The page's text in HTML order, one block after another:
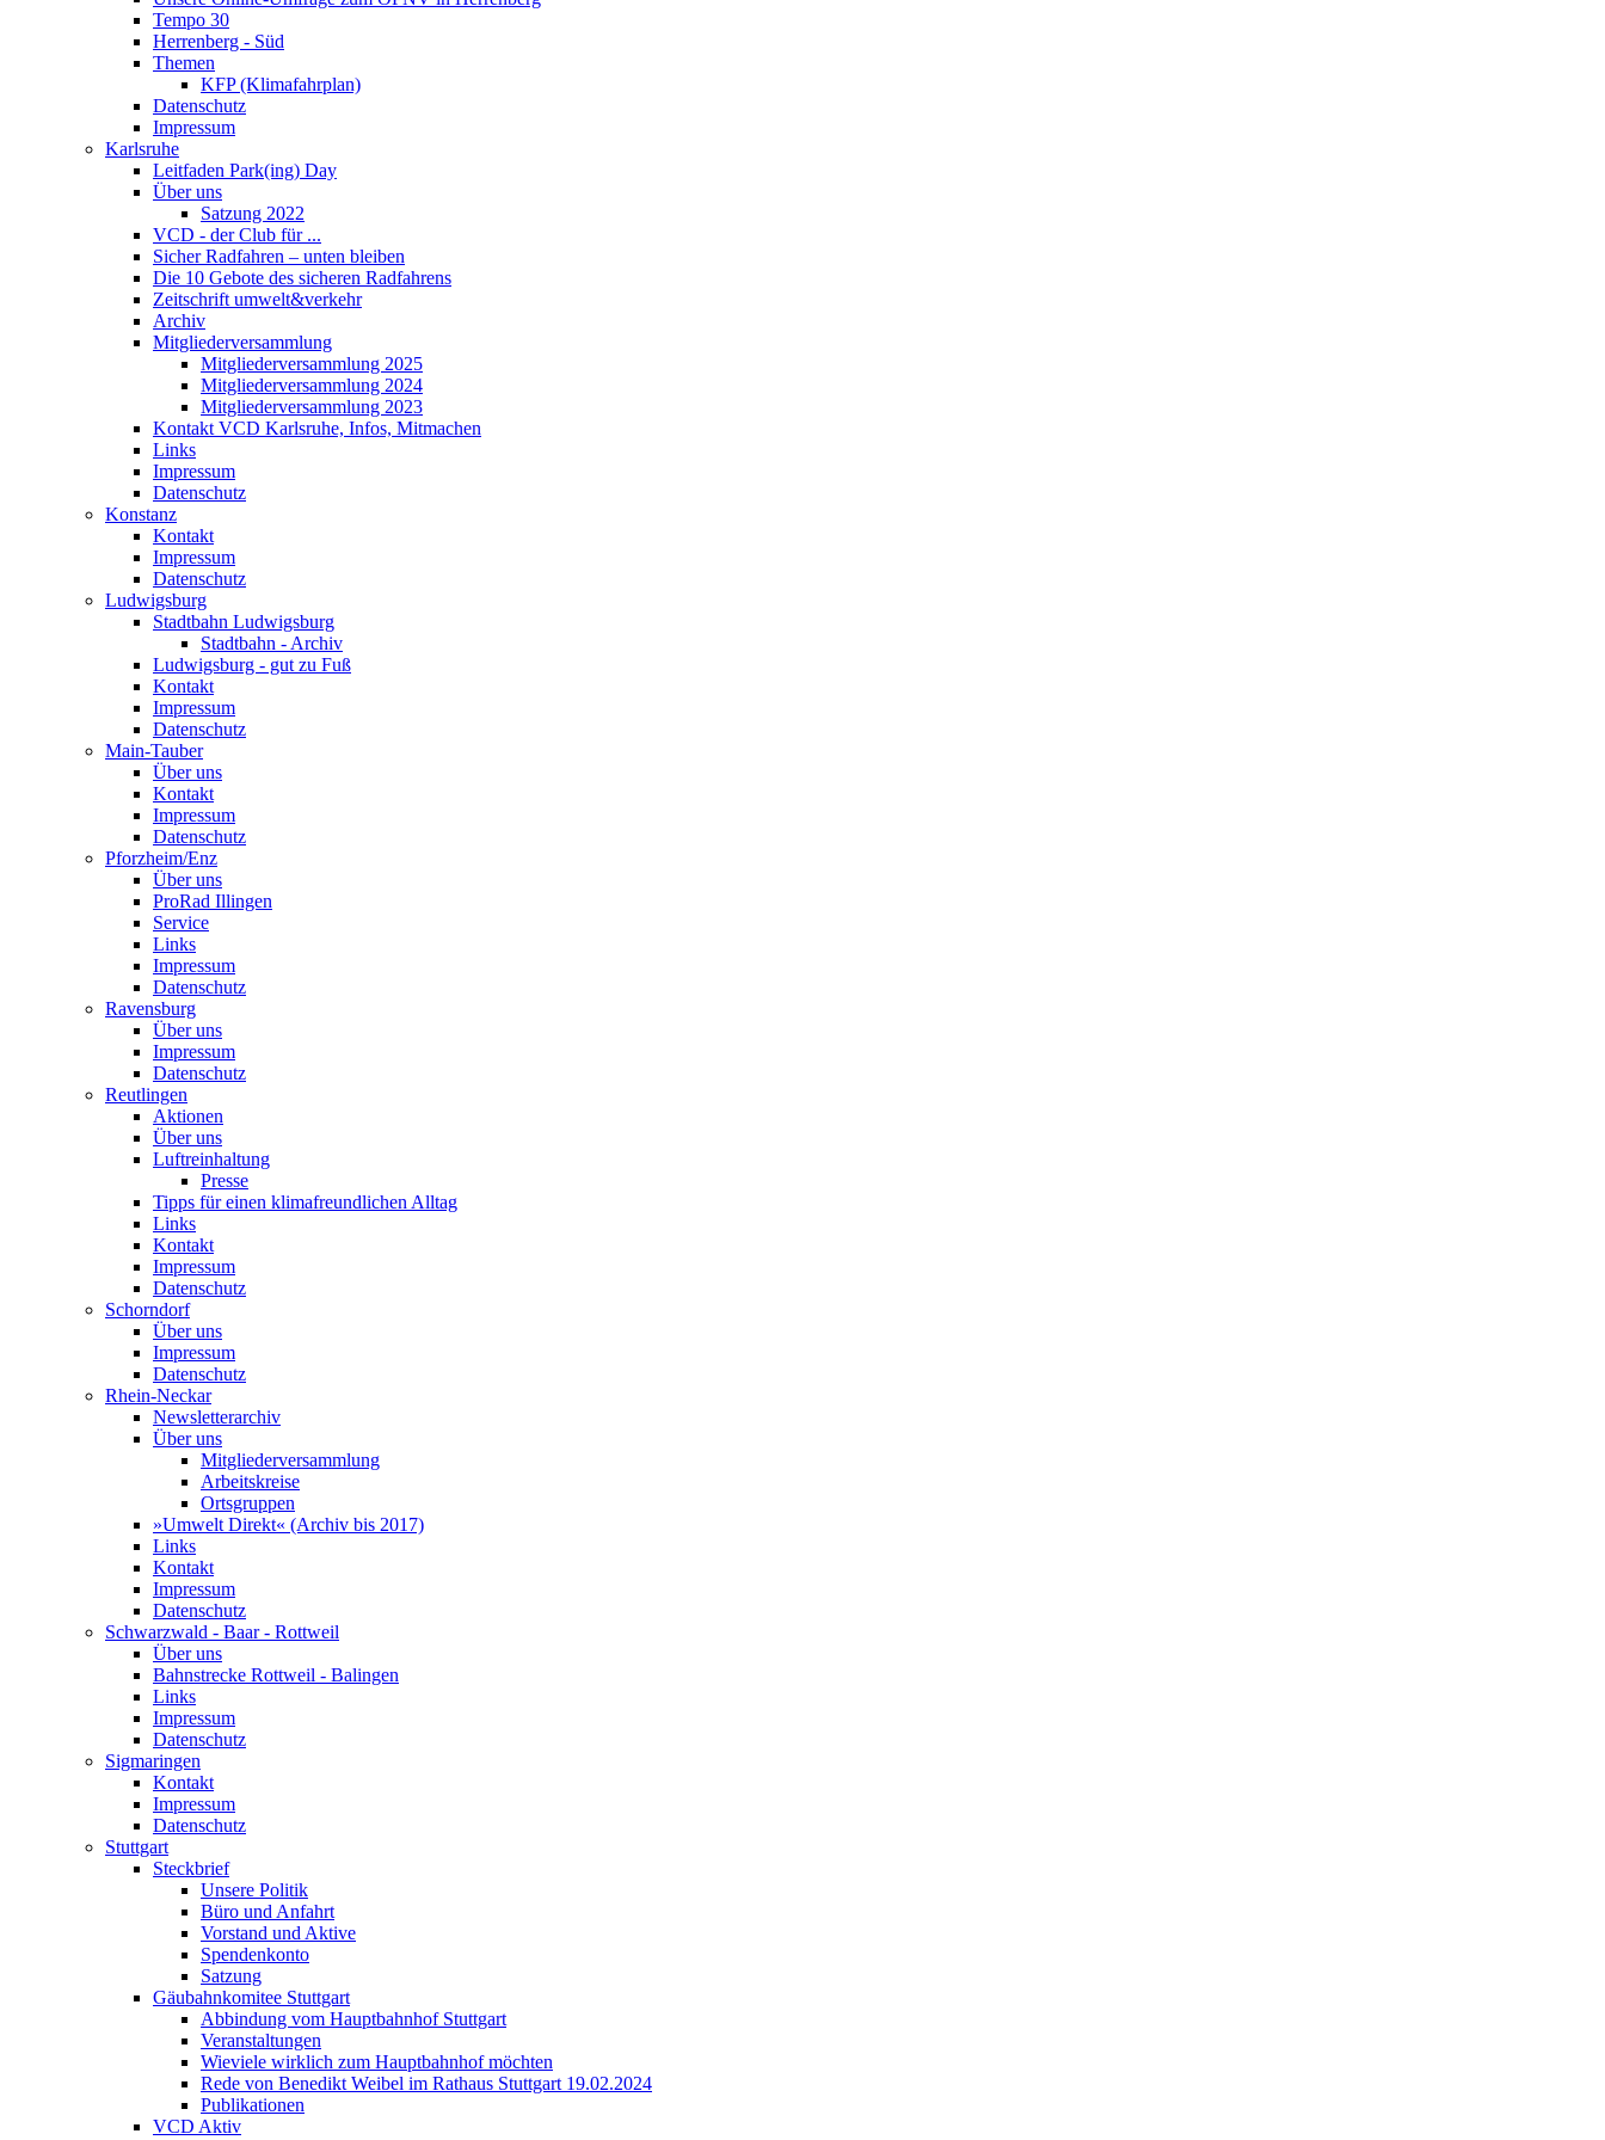
Tempo 30
Herrenberg - Süd
Themen
KFP (Klimafahrplan)
Datenschutz
Impressum
Karlsruhe
Leitfaden Park(ing) Day
Über uns
Satzung 2022
VCD - der Club für ...
Sicher Radfahren – unten bleiben
Die 10 Gebote des sicheren Radfahrens
Zeitschrift umwelt&verkehr
Archiv
Mitgliederversammlung
Mitgliederversammlung 2025
Mitgliederversammlung 2024
Mitgliederversammlung 2023
Kontakt VCD Karlsruhe, Infos, Mitmachen
Links
Impressum
Datenschutz
Konstanz
Kontakt
Impressum
Datenschutz
Ludwigsburg
Stadtbahn Ludwigsburg
Stadtbahn - Archiv
Ludwigsburg - gut zu Fuß
Kontakt
Impressum
Datenschutz
Main-Tauber
Über uns
Kontakt
Impressum
Datenschutz
Pforzheim/Enz
Über uns
ProRad Illingen
Service
Links
Impressum
Datenschutz
Ravensburg
Über uns
Impressum
Datenschutz
Reutlingen
Aktionen
Über uns
Luftreinhaltung
Presse
Tipps für einen klimafreundlichen Alltag
Links
Kontakt
Impressum
Datenschutz
Schorndorf
Über uns
Impressum
Datenschutz
Rhein-Neckar
Newsletterarchiv
Über uns
Mitgliederversammlung
Arbeitskreise
Ortsgruppen
»Umwelt Direkt« (Archiv bis 2017)
Links
Kontakt
Impressum
Datenschutz
Schwarzwald - Baar - Rottweil
Über uns
Bahnstrecke Rottweil - Balingen
Links
Impressum
Datenschutz
Sigmaringen
Kontakt
Impressum
Datenschutz
Stuttgart
Steckbrief
Unsere Politik
Büro und Anfahrt
Vorstand und Aktive
Spendenkonto
Satzung
Gäubahnkomitee Stuttgart
Abbindung vom Hauptbahnhof Stuttgart
Veranstaltungen
Wieviele wirklich zum Hauptbahnhof möchten
Rede von Benedikt Weibel im Rathaus Stuttgart 19.02.2024
Publikationen
VCD Aktiv